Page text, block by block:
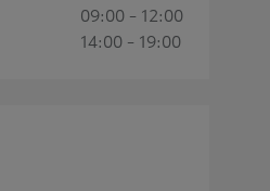
09:00 - 12:00
14:00 - 19:00